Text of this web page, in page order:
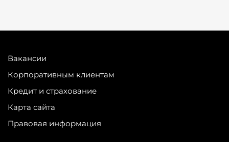
Вакансии
Корпоративным клиентам
Кредит и страхование
Карта сайта
Правовая информация